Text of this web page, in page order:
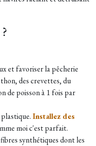
et favoriser la pêcherie
des crevettes, du
de poisson à 1 fois par
Installez des
moi c'est parfait.
synthétiques dont les